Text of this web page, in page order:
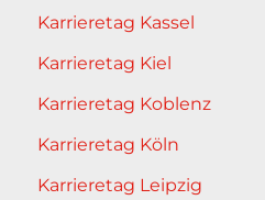
Karrieretag Kassel
Karrieretag Kiel
Karrieretag Koblenz
Karrieretag Köln
Karrieretag Leipzig